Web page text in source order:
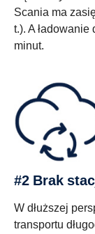
Scania ma
t.). A
minut.
#2 Brak
W dłuższej
transportu